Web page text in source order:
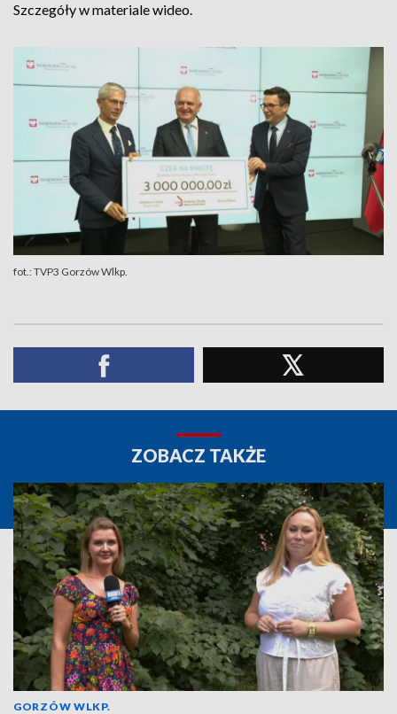
Szczegóły w materiale wideo.
fot.: TVP3 Gorzów Wlkp.
ZOBACZ TAKŻE
GORZÓW WLKP.